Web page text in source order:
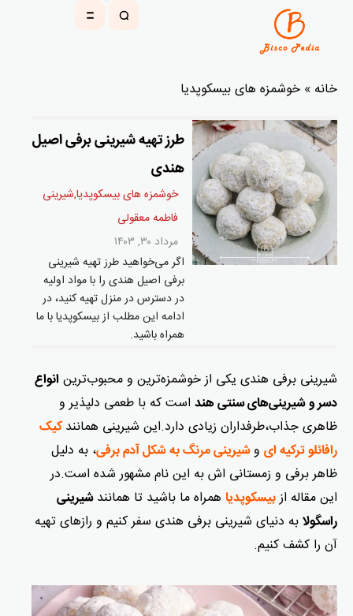
خانه » خوشمزه های بیسکوپدیا
طرز تهیه شیرینی برفی اصیل
هندی
خوشمزه های بیسکوپدیا,شيرينی
فاطمه معقولی
مرداد ۳۰, ۱۴۰۳
اگر می‌خواهید طرز تهیه شیرینی
برفی اصیل هندی را با مواد اولیه
در دسترس در منزل تهیه کنید، در
ادامه این مطلب از بیسکوپدیا با ما
همراه باشید.
شیرینی برفی هندی یکی از خوشمزه‌ترین و محبوب‌ترین انواع
دسر و شیرینی‌های سنتی هند است که با طعمی دلپذیر و
ظاهری جذاب،طرفداران زیادی دارد.این شیرینی همانند کیک
رافائلو ترکیه ای وشیرینی مرنگ به شکل آدم برفی، به دلیل
ظاهر برفی و زمستانی اش به این نام مشهور شده است.در
این مقاله ازبیسکوپدیا همراه ما باشید تا همانند شیرینی
راسگولا به دنیای شیرینی برفی هندی سفر کنیم و رازهای تهیه
آن را کشف کنیم.